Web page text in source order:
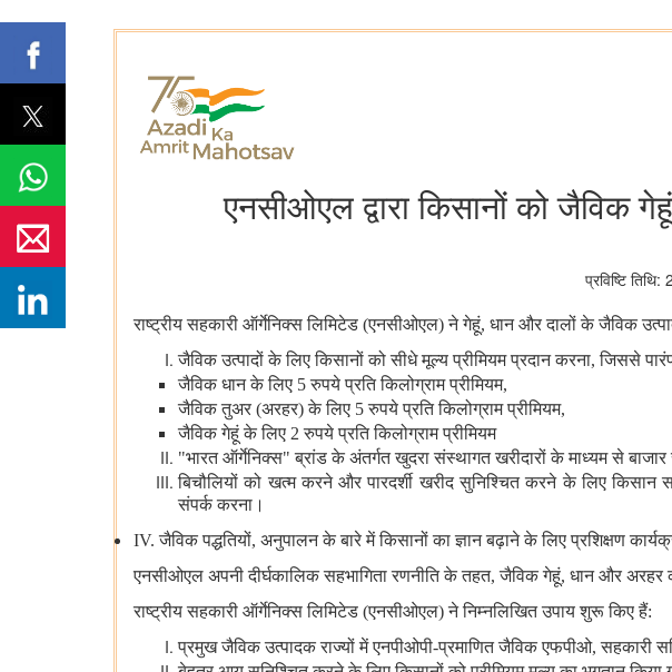
एनसीओएल द्वारा किसानों को जैविक
प्रविष्टि
राष्‍ट्रीय सहकारी ऑर्गेनिक्स लिमिटेड (एनसीओएल) ने गेहूं, धान और दालों के जैविक
जैविक उत्‍पादों के लिए किसानों को सीधे मूल्य प्रीमियम प्रदान करना, जिससे
जैविक धान के लिए 5 रुपये प्रति किलोग्राम प्रीमियम,
जैविक तुअर (अरहर) के लिए 5 रुपये प्रति किलोग्राम प्रीमियम,
जैविक गेहूं के लिए 2 रुपये प्रति किलोग्राम प्रीमियम
"भारत ऑर्गेनिक्स" ब्रांड के अंतर्गत खुदरा संस्थागत खरीदारों के माध्यम से
बिचौलियों को खत्म करने और पारदर्शी खरीद सुनिश्चित करने के लिए
संपर्क करना।
IV. जैविक पद्धतियों, अनुपालन के बारे में किसानों का ज्ञान बढ़ाने के लिए प्रशिक्षण
एनसीओएल अपनी दीर्घकालिक सहभागिता रणनीति के तहत, जैविक गेहूं, धान और
राष्‍ट्रीय सहकारी ऑर्गेनिक्स लिमिटेड (एनसीओएल) ने निम्नलिखित उपाय शुरू किए हैं:
प्रमुख जैविक उत्पादक राज्यों में एनपीओपी-प्रमाणित जैविक एफपीओ, सहकारी